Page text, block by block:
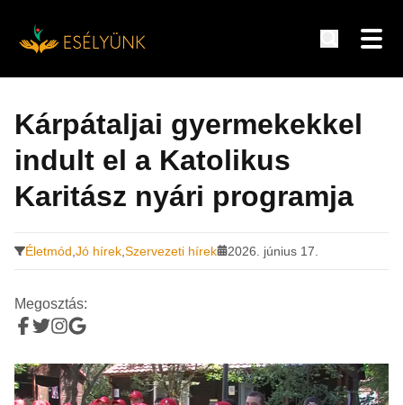
tartalomra
Kárpátaljai gyermekekkel
indult el a Katolikus
Karitász nyári programja
Életmód Jó hírek Szervezeti hírek 2026. június 17.
Megosztás: